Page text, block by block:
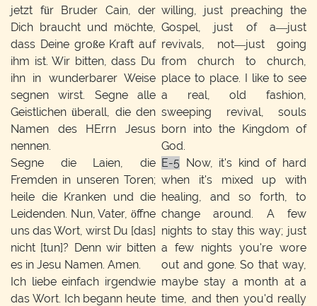
jetzt für Bruder Cain, der
Dich braucht und möchte,
dass Deine große Kraft auf
ihm ist. Wir bitten, dass Du
ihn in wunderbarer Weise
segnen wirst. Segne alle
Geistlichen überall, die den
Namen des HErrn Jesus
nennen.
Segne die Laien, die
Fremden in unseren Toren;
heile die Kranken und die
Leidenden. Nun, Vater, öffne
uns das Wort, wirst Du [das]
nicht [tun]? Denn wir bitten
es in Jesu Namen. Amen.
Ich liebe einfach irgendwie
das Wort. Ich begann heute
willing, just preaching the
Gospel, just of a—just
revivals, not—just going
from church to church,
place to place. I like to see
a real, old fashion,
sweeping revival, souls
born into the Kingdom of
God.
E-5 Now, it's kind of hard
when it's mixed up with
healing, and so forth, to
change around. A few
nights to stay this way; just
a few nights you're wore
out and gone. So that way,
maybe stay a month at a
time, and then you'd really